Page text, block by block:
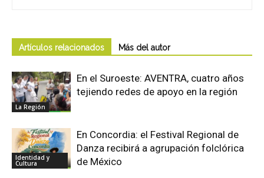
Artículos relacionados Más del autor
La Región
En el Suroeste: AVENTRA, cuatro años
tejiendo redes de apoyo en la región
Identidad y
Cultura
En Concordia: el Festival Regional de
Danza recibirá a agrupación folclórica
de México